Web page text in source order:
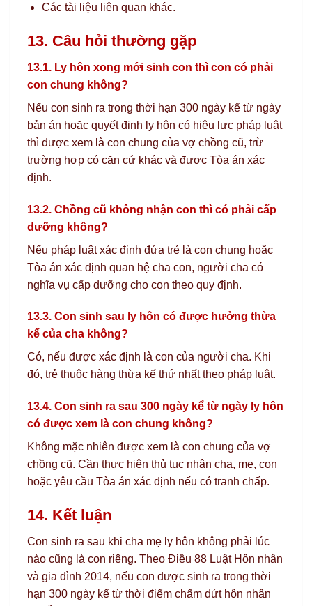
Các tài liệu liên quan khác.
13. Câu hỏi thường gặp
13.1. Ly hôn xong mới sinh con thì con có phải
con chung không?
Nếu con sinh ra trong thời hạn 300 ngày kể từ ngày
bản án hoặc quyết định ly hôn có hiệu lực pháp luật
thì được xem là con chung của vợ chồng cũ, trừ
trường hợp có căn cứ khác và được Tòa án xác
định.
13.2. Chồng cũ không nhận con thì có phải cấp
dưỡng không?
Nếu pháp luật xác định đứa trẻ là con chung hoặc
Tòa án xác định quan hệ cha con, người cha có
nghĩa vụ cấp dưỡng cho con theo quy định.
13.3. Con sinh sau ly hôn có được hưởng thừa
kế của cha không?
Có, nếu được xác định là con của người cha. Khi
đó, trẻ thuộc hàng thừa kế thứ nhất theo pháp luật.
13.4. Con sinh ra sau 300 ngày kể từ ngày ly hôn
có được xem là con chung không?
Không mặc nhiên được xem là con chung của vợ
chồng cũ. Cần thực hiện thủ tục nhận cha, mẹ, con
hoặc yêu cầu Tòa án xác định nếu có tranh chấp.
14. Kết luận
Con sinh ra sau khi cha mẹ ly hôn không phải lúc
nào cũng là con riêng. Theo Điều 88 Luật Hôn nhân
và gia đình 2014, nếu con được sinh ra trong thời
hạn 300 ngày kể từ thời điểm chấm dứt hôn nhân